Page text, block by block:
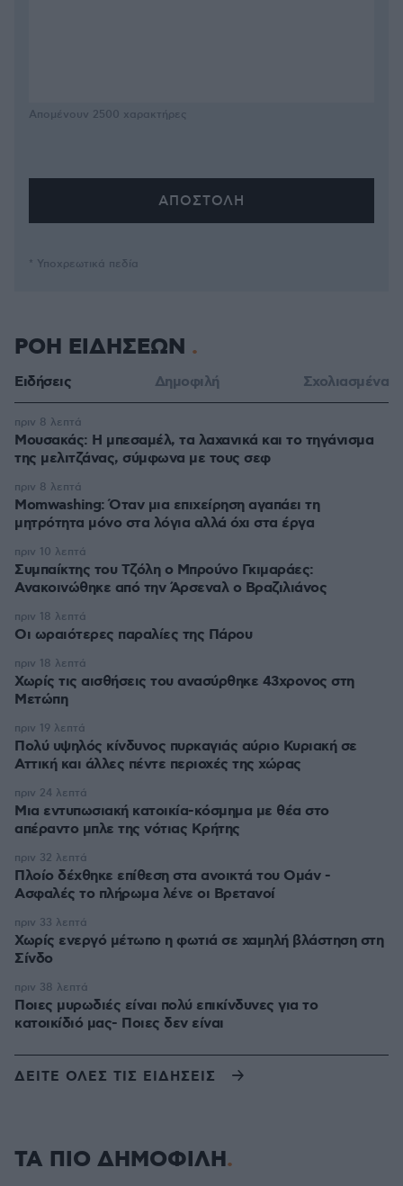
Απομένουν 2500 χαρακτήρες
* Υποχρεωτικά πεδία
ΡΟΗ ΕΙΔΗΣΕΩΝ
Ειδήσεις Δημοφιλή Σχολιασμένα
Μουσακάς: Η μπεσαμέλ, τα λαχανικά και το τηγάνισμα
της μελιτζάνας, σύμφωνα με τους σεφ
πριν 8 λεπτά
Momwashing: Όταν μια επιχείρηση αγαπάει τη
μητρότητα μόνο στα λόγια αλλά όχι στα έργα
πριν 8 λεπτά
Συμπαίκτης του Τζόλη ο Μπρούνο Γκιμαράες:
Ανακοινώθηκε από την Άρσεναλ ο Βραζιλιάνος
πριν 10 λεπτά
Οι ωραιότερες παραλίες της Πάρου
πριν 18 λεπτά
Χωρίς τις αισθήσεις του ανασύρθηκε 43χρονος στη
Μετώπη
πριν 18 λεπτά
Πολύ υψηλός κίνδυνος πυρκαγιάς αύριο Κυριακή σε
Αττική και άλλες πέντε περιοχές της χώρας
πριν 19 λεπτά
Μια εντυπωσιακή κατοικία-κόσμημα με θέα στο
απέραντο μπλε της νότιας Κρήτης
πριν 24 λεπτά
Πλοίο δέχθηκε επίθεση στα ανοικτά του Ομάν -
Ασφαλές το πλήρωμα λένε οι Βρετανοί
πριν 32 λεπτά
Χωρίς ενεργό μέτωπο η φωτιά σε χαμηλή βλάστηση στη
Σίνδο
πριν 33 λεπτά
Ποιες μυρωδιές είναι πολύ επικίνδυνες για το
κατοικίδιό μας- Ποιες δεν είναι
πριν 38 λεπτά
ΔΕΙΤΕ ΟΛΕΣ ΤΙΣ ΕΙΔΗΣΕΙΣ
ΤΑ ΠΙΟ ΔΗΜΟΦΙΛΗ